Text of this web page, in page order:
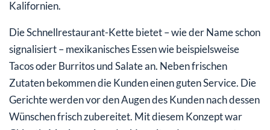
Kalifornien.
Die Schnellrestaurant-Kette bietet – wie der Name schon
signalisiert – mexikanisches Essen wie beispielsweise
Tacos oder Burritos und Salate an. Neben frischen
Zutaten bekommen die Kunden einen guten Service. Die
Gerichte werden vor den Augen des Kunden nach dessen
Wünschen frisch zubereitet. Mit diesem Konzept war